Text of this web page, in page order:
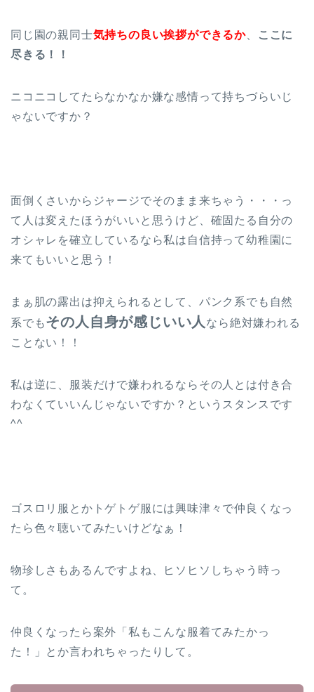
同じ園の親同士気持ちの良い挨拶ができるか、
ここに
尽きる！！
ニコニコしてたらなかなか嫌な感情って持ちづらいじ
ゃないですか？
面倒くさいからジャージでそのまま来ちゃう・・・っ
て人は変えたほうがいいと思うけど、確固たる自分の
オシャレを確立しているなら私は自信持って幼稚園に
来てもいいと思う！
まぁ肌の露出は抑えられるとして、パンク系でも自然
系でもその人自身が感じいい人なら絶対嫌われる
ことない！！
私は逆に、服装だけで嫌われるならその人とは付き合
わなくていいんじゃないですか？というスタンスです
^^
ゴスロリ服とかトゲトゲ服には興味津々で仲良くなっ
たら色々聴いてみたいけどなぁ！
物珍しさもあるんですよね、ヒソヒソしちゃう時っ
て。
仲良くなったら案外「私もこんな服着てみたかっ
た！」とか言われちゃったりして。